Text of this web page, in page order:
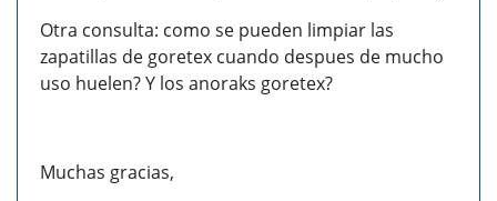
Otra consulta: como se pueden limpiar las
zapatillas de goretex cuando despues de mucho
uso huelen? Y los anoraks goretex?
Muchas gracias,